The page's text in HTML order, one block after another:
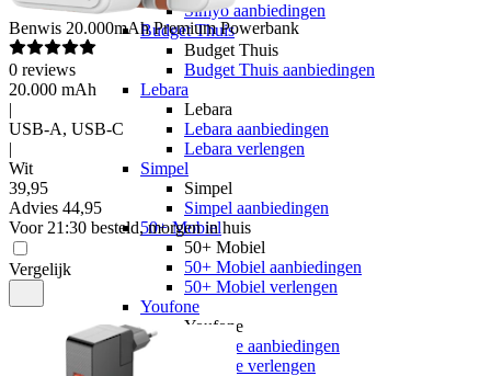
Simyo aanbiedingen
Budget Thuis
Budget Thuis
Budget Thuis aanbiedingen
Lebara
Lebara
Lebara aanbiedingen
Lebara verlengen
Simpel
Simpel
Simpel aanbiedingen
50+ Mobiel
50+ Mobiel
50+ Mobiel aanbiedingen
50+ Mobiel verlengen
Youfone
Youfone
Youfone aanbiedingen
Youfone verlengen
Benwis 20.000mAh Premium Powerbank
0 reviews
20.000 mAh
|
USB-A, USB-C
|
Wit
39,95
Advies 44,95
Voor 21:30 besteld, morgen in huis
Vergelijk